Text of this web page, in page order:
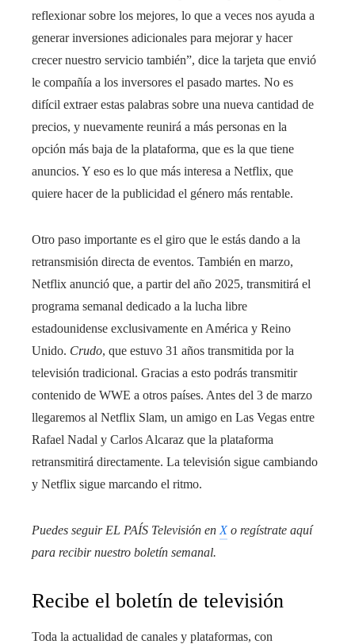
reflexionar sobre los mejores, lo que a veces nos ayuda a
generar inversiones adicionales para mejorar y hacer
crecer nuestro servicio también”, dice la tarjeta que envió
le compañía a los inversores el pasado martes. No es
difícil extraer estas palabras sobre una nueva cantidad de
precios, y nuevamente reunirá a más personas en la
opción más baja de la plataforma, que es la que tiene
anuncios. Y eso es lo que más interesa a Netflix, que
quiere hacer de la publicidad el género más rentable.
Otro paso importante es el giro que le estás dando a la
retransmisión directa de eventos. También en marzo,
Netflix anunció que, a partir del año 2025, transmitirá el
programa semanal dedicado a la lucha libre
estadounidense exclusivamente en América y Reino
Unido. Crudo, que estuvo 31 años transmitida por la
televisión tradicional. Gracias a esto podrás transmitir
contenido de WWE a otros países. Antes del 3 de marzo
llegaremos al Netflix Slam, un amigo en Las Vegas entre
Rafael Nadal y Carlos Alcaraz que la plataforma
retransmitirá directamente. La televisión sigue cambiando
y Netflix sigue marcando el ritmo.
Puedes seguir EL PAÍS Televisión en Xo regístrate aquí
para recibirnuestro boletín semanal.
Recibe el boletín de televisión
Toda la actualidad de canales y plataformas, con